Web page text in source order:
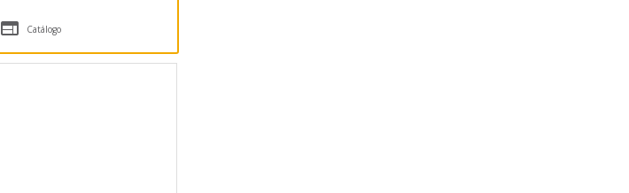
 Catálogo